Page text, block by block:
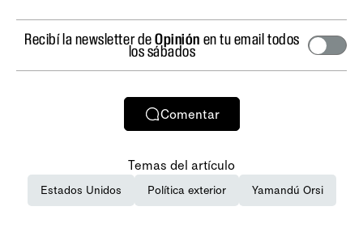
Recibí la newsletter deOpinión en tu email todos
los sábados
Comentar
Temas del artículo
Estados Unidos Política exterior Yamandú Orsi